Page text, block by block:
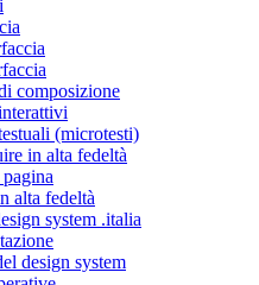
composizione
(microtesti)
in alta fedeltà
alta fedeltà
system .italia
design system